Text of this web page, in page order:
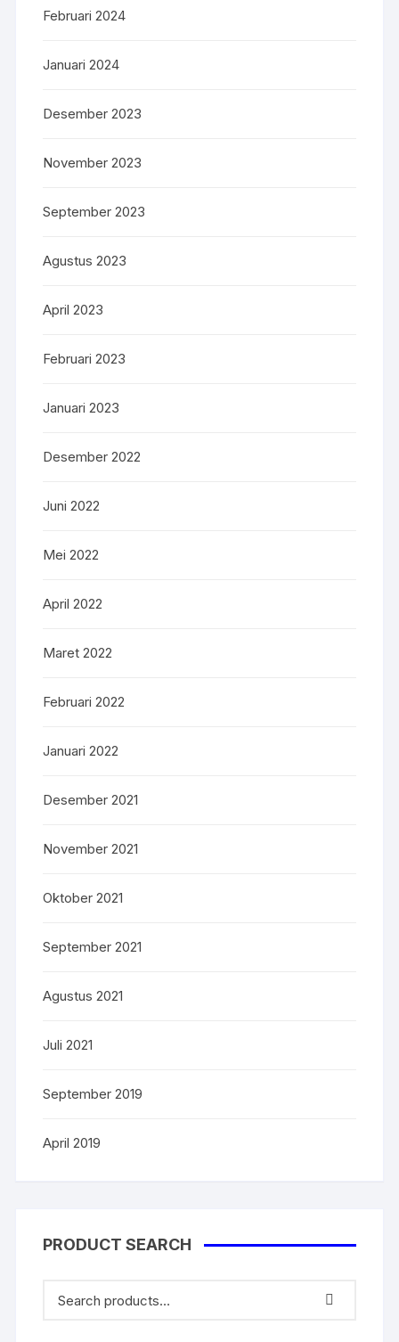
Februari 2024
Januari 2024
Desember 2023
November 2023
September 2023
Agustus 2023
April 2023
Februari 2023
Januari 2023
Desember 2022
Juni 2022
Mei 2022
April 2022
Maret 2022
Februari 2022
Januari 2022
Desember 2021
November 2021
Oktober 2021
September 2021
Agustus 2021
Juli 2021
September 2019
April 2019
PRODUCT SEARCH